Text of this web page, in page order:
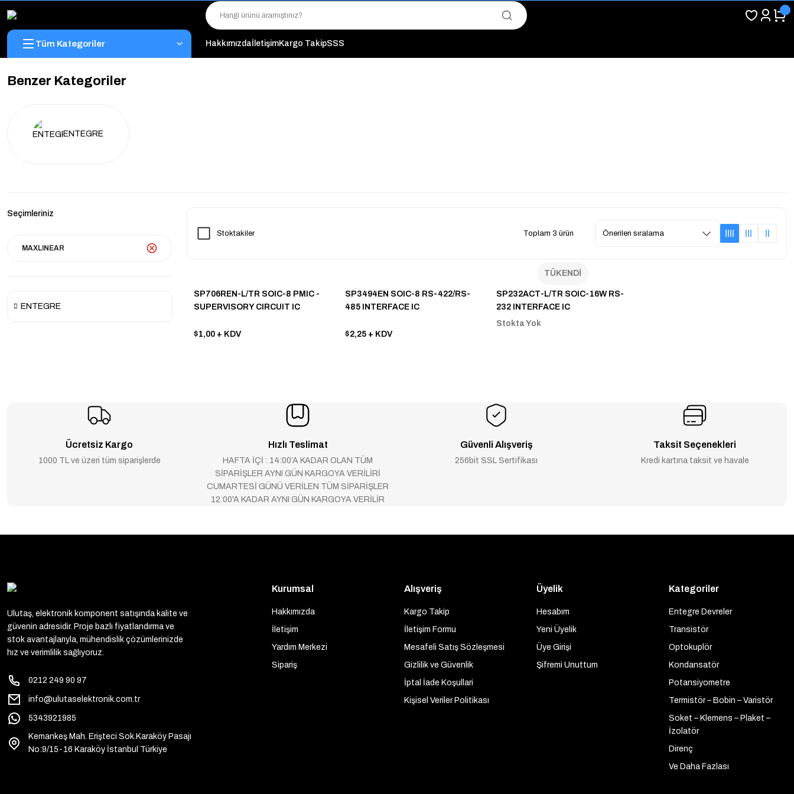
"Toptan Fiyatına Perakende Satış Avantajını Kaçırmayın!"
"Üyelere Özel: Stok Önceliği ve Proje Fiyatları."
Tüm Kategoriler HakkımızdaİletişimKargo TakipSSS
Benzer Kategoriler
ENTEGRE
Seçimleriniz
MAXLINEAR
ENTEGRE
Stoktakiler Toplam 3 ürün
SP706REN-L/TR SOIC-8 PMIC -
SUPERVISORY CIRCUIT IC
$1,00 + KDV
SP3494EN SOIC-8 RS-422/RS-
485 INTERFACE IC
$2,25 + KDV
TÜKENDİ
SP232ACT-L/TR SOIC-16W RS-
232 INTERFACE IC
Stokta Yok
Ücretsiz Kargo
1000 TL ve üzeri tüm siparişlerde
Hızlı Teslimat
HAFTA İÇİ : 14:00’A KADAR OLAN TÜM
SİPARİŞLER AYNI GÜN KARGOYA VERİLİRİ
CUMARTESİ GÜNÜ VERİLEN TÜM SİPARİŞLER
12:00'A KADAR AYNI GÜN KARGOYA VERİLİR
Güvenli Alışveriş
256bit SSL Sertifikası
Taksit Seçenekleri
Kredi kartına taksit ve havale
Ulutaş, elektronik komponent satışında kalite ve
güvenin adresidir. Proje bazlı fiyatlandırma ve
stok avantajlarıyla, mühendislik çözümlerinizde
hız ve verimlilik sağlıyoruz.
0212 249 90 97
info@ulutaselektronik.com.tr
5343921985
Kemankeş Mah. Erişteci Sok.Karaköy Pasajı
No:9/15-16 Karaköy İstanbul Türkiye
Kurumsal
Hakkımızda
İletişim
Yardım Merkezi
Sipariş
Alışveriş
Kargo Takip
İletişim Formu
Mesafeli Satış Sözleşmesi
Gizlilik ve Güvenlik
İptal İade Koşullari
Kişisel Veriler Politikası
Üyelik
Hesabım
Yeni Üyelik
Üye Girişi
Şifremi Unuttum
Kategoriler
Entegre Devreler
Transistör
Optokuplör
Kondansatör
Potansiyometre
Termistör – Bobin – Varistör
Soket – Klemens – Plaket –
İzolatör
Direnç
Ve Daha Fazlası